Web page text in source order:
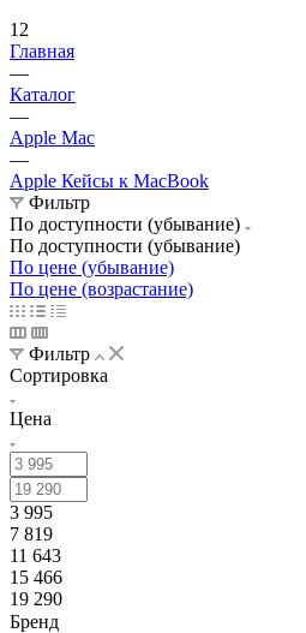
12
Главная
—
Каталог
—
Apple Mac
—
Apple Кейсы к MacBook
Фильтр
По доступности (убывание)
По доступности (убывание)
По цене (убывание)
По цене (возрастание)
Фильтр
Сортировка
Цена
3 995
7 819
11 643
15 466
19 290
Бренд